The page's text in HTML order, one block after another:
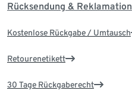
Rücksendung & Reklamation
Kostenlose Rückgabe / Umtausch
Retourenetikett
30 Tage Rückgaberecht